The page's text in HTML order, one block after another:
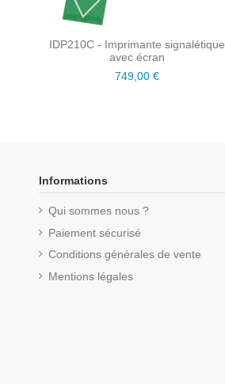
IDP210C - Imprimante signalétique
avec écran
749,00 €
Informations
Qui sommes nous ?
Paiement sécurisé
Conditions générales de vente
Mentions légales